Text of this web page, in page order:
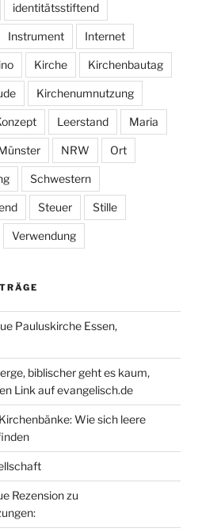
identitätsstiftend
Instrument Internet
Kirche Kirchenbautag
Kirchenumnutzung
Leerstand Maria
NRW Ort
Schwestern
Steuer Stille
Verwendung
Pauluskirche Essen,
biblischer geht es kaum,
Link auf evangelisch.de
Wie sich leere
Rezension zu